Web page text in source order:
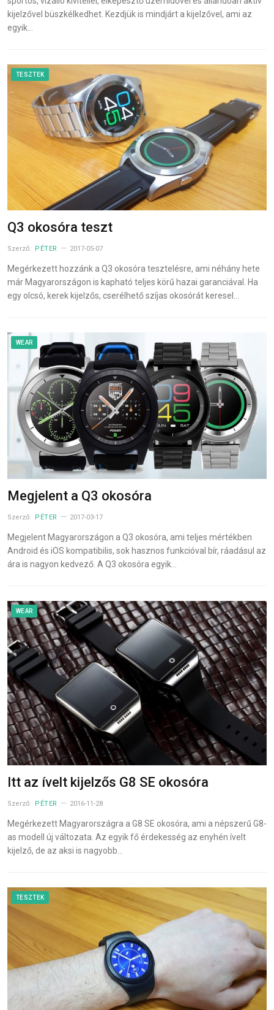
kijelzővel büszkélkedhet. Kezdjük is mindjárt a kijelzővel, ami az
egyik…
TESZTEK
Q3 okosóra teszt
Szerző: PÉTER 2017-05-07
Megérkezett hozzánk a Q3 okosóra tesztelésre, ami néhány hete
már Magyarországon is kapható teljes körű hazai garanciával. Ha
egy olcsó, kerek kijelzős, cserélhető szíjas okosórát keresel…
WEAR
Megjelent a Q3 okosóra
Szerző: PÉTER 2017-03-17
Megjelent Magyarországon a Q3 okosóra, ami teljes mértékben
Android és iOS kompatibilis, sok hasznos funkcióval bír, ráadásul az
ára is nagyon kedvező. A Q3 okosóra egyik…
WEAR
Itt az ívelt kijelzős G8 SE okosóra
Szerző: PÉTER 2016-11-28
Megérkezett Magyarországra a G8 SE okosóra, ami a népszerű G8-
as modell új változata. Az egyik fő érdekesség az enyhén ívelt
kijelző, de az aksi is nagyobb…
TESZTEK